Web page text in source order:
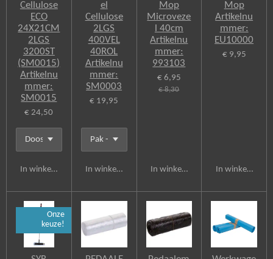
Cellulose
ECO
24X21CM
2LGS
3200ST
(SM0015)
Artikelnu
mmer:
SM0015
€ 24,50
In winkelwagen
el
Cellulose
2LGS
400VEL
40ROL
Artikelnu
mmer:
SM0003
€ 19,95
In winkelwagen
Mop
Microveze
l 40cm
Artikelnu
mmer:
993103
€ 6,95
€ 8,30
In winkelwagen
Mop
Artikelnu
mmer:
EU10000
€ 9,95
In winkelwagen
Onze
keuze!